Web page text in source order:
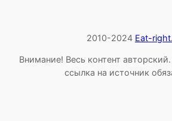
2010-2024 Eat-
Внимание! Весь контент
ссылка на источник